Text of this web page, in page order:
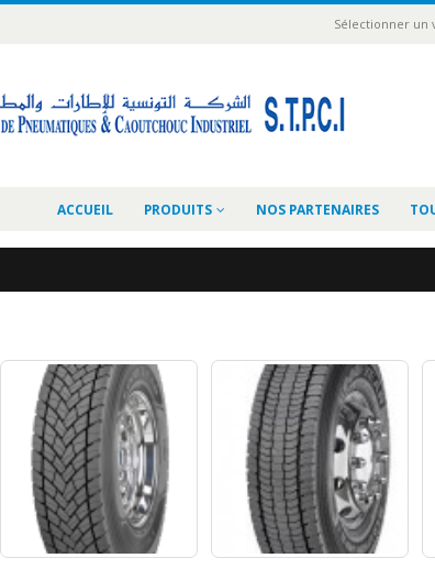
Sélectionner un
ACCUEIL PRODUITS NOS PARTENAIRES